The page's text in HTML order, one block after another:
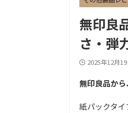
無印良
さ・弾
2025年12月
無印良品か
紙パックタイ